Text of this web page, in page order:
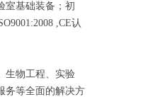
室基础装备；初
,CE认
生物工程、实验
务等全面的解决方